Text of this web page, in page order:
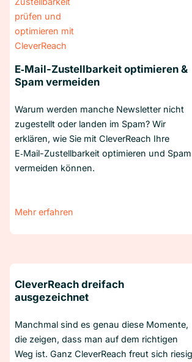
E‑Mail-Zustellbarkeit optimieren &
Spam vermeiden
Warum werden manche Newsletter nicht
zugestellt oder landen im Spam? Wir
erklären, wie Sie mit CleverReach Ihre
E‑Mail-Zustellbarkeit optimieren und Spam
vermeiden können.
Mehr erfahren
CleverReach dreifach
ausgezeichnet
Manchmal sind es genau diese Momente,
die zeigen, dass man auf dem richtigen
Weg ist. Ganz CleverReach freut sich